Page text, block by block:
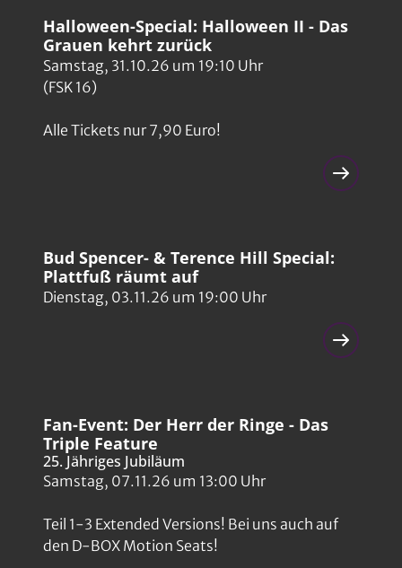
Halloween-Special: Halloween II - Das
Grauen kehrt zurück
Samstag, 31.10.26 um 19:10 Uhr
(FSK 16)
Alle Tickets nur 7,90 Euro!
Bud Spencer- & Terence Hill Special:
Plattfuß räumt auf
Dienstag, 03.11.26 um 19:00 Uhr
Fan-Event: Der Herr der Ringe - Das
Triple Feature
25. Jähriges Jubiläum
Samstag, 07.11.26 um 13:00 Uhr
Teil 1-3 Extended Versions! Bei uns auch auf
den D-BOX Motion Seats!